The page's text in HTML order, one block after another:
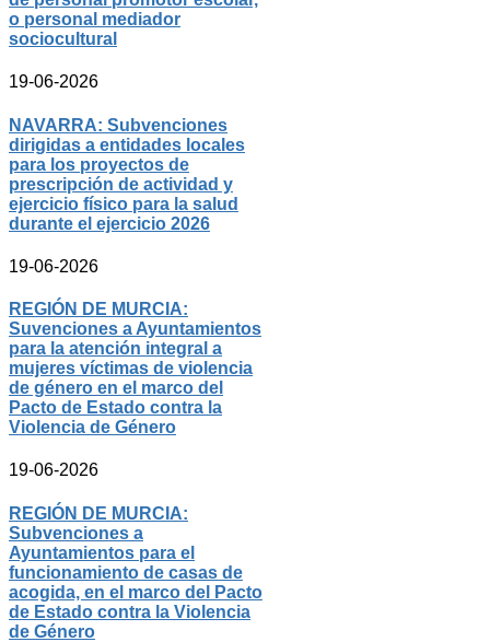
o personal mediador
sociocultural
19-06-2026
NAVARRA: Subvenciones
dirigidas a entidades locales
para los proyectos de
prescripción de actividad y
ejercicio físico para la salud
durante el ejercicio 2026
19-06-2026
REGIÓN DE MURCIA:
Suvenciones a Ayuntamientos
para la atención integral a
mujeres víctimas de violencia
de género en el marco del
Pacto de Estado contra la
Violencia de Género
19-06-2026
REGIÓN DE MURCIA:
Subvenciones a
Ayuntamientos para el
funcionamiento de casas de
acogida, en el marco del Pacto
de Estado contra la Violencia
de Género